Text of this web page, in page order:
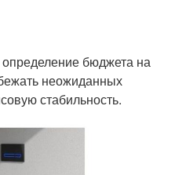
бюджета на
неожиданных
стабильность.